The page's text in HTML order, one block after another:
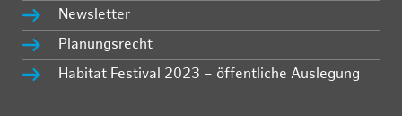
Newsletter
Planungsrecht
Habitat Festival 2023 – öffentliche Auslegung